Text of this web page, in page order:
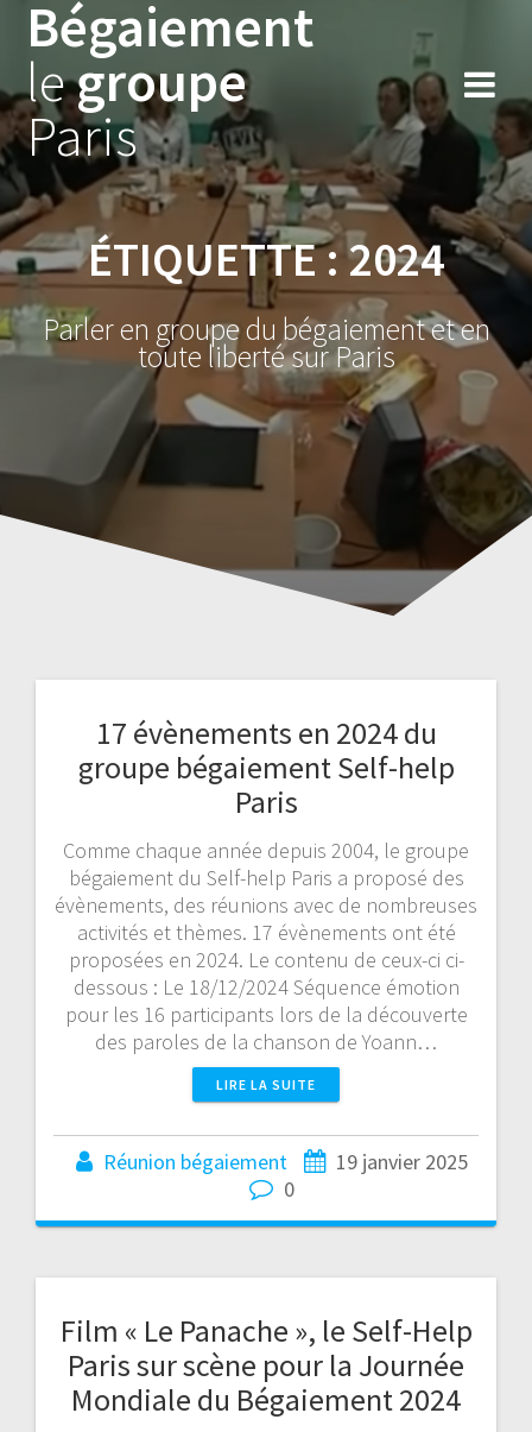
Skip
to
Bégaiement
legroupe
Paris
ÉTIQUETTE :2024
Parler en groupe du bégaiement et en
toute liberté sur Paris
17 évènements en 2024 du
groupe bégaiement Self-help
Paris
Comme chaque année depuis 2004, le groupe
bégaiement du Self-help Paris a proposé des
évènements, des réunions avec de nombreuses
activités et thèmes. 17 évènements ont été
proposées en 2024. Le contenu de ceux-ci ci-
dessous : Le 18/12/2024 Séquence émotion
pour les 16 participants lors de la découverte
des paroles de la chanson de Yoann…
LIRE LA SUITE
Réunion bégaiement
19 janvier 2025
0
Film « Le Panache », le Self-Help
Paris sur scène pour la Journée
Mondiale du Bégaiement 2024